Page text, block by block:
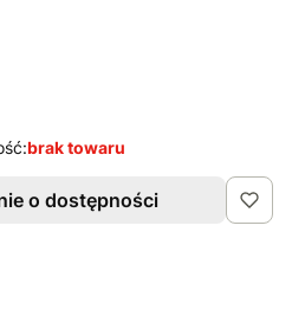
brak towaru
o dostępności